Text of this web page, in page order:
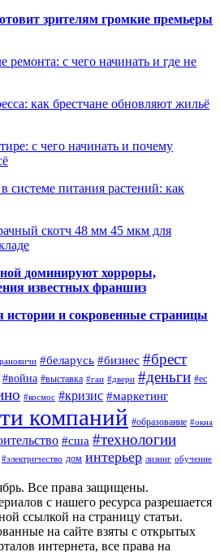
зрителям громкие премьеры
ремонта: с чего начинать и где не
как брестчане обновляют жильё
с чего начинать и почему
системе питания растений: как
скотч 48 мм 45 мкм для
доминируют хорроры,
известных франшиз
истории и сокровенные страницы
#беларусь #бизнес #брест
#война #выставка #гаи #двери #деньги #ес
#космос #кризис #маркетинг
компаний #образование #окна
#сша #технологии
#электричество дом интерьер лизинг обучение
Все права защищены.
с нашего ресурса разрешается
ссылкой на страницу статьи.
на сайте взяты с открытых
интернета, все права на